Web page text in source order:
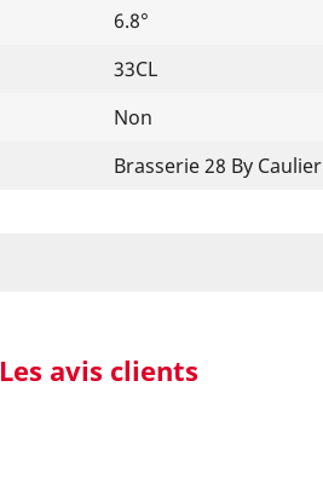
6.8°
33CL
Non
Brasserie 28 By Caulier
Les avis clients